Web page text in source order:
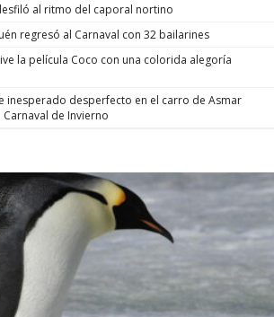
al ritmo del caporal nortino
regresó al Carnaval con 32 bailarines
la película Coco con una colorida alegoría
inesperado desperfecto en el carro de Asmar
de Invierno